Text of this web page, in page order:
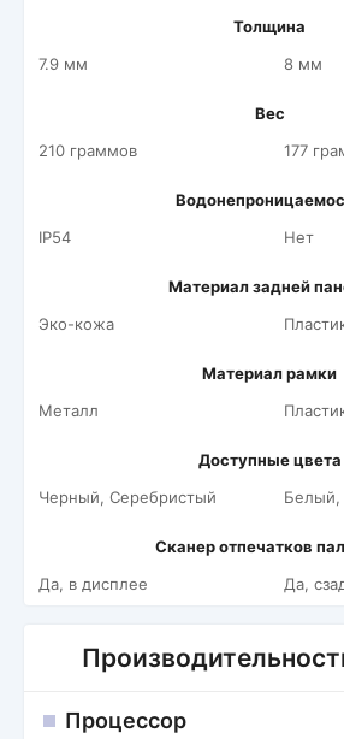
Толщина
7.9 мм
8 мм
Вес
210 граммов
177
IP54
Нет
Материал задней
Эко-кожа
Материал рамки
Металл
Доступные цвета
Черный, Серебристый
Белый,
Сканер отпечатков
Да, в дисплее
Да,
Процессор